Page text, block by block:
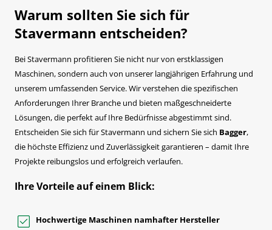
Warum sollten Sie sich für
Stavermann entscheiden?
Bei Stavermann profitieren Sie nicht nur von erstklassigen
Maschinen, sondern auch von unserer langjährigen Erfahrung und
unserem umfassenden Service. Wir verstehen die spezifischen
Anforderungen Ihrer Branche und bieten maßgeschneiderte
Lösungen, die perfekt auf Ihre Bedürfnisse abgestimmt sind.
Entscheiden Sie sich für Stavermann und sichern Sie sich Bagger,
die höchste Effizienz und Zuverlässigkeit garantieren – damit Ihre
Projekte reibungslos und erfolgreich verlaufen.
Ihre Vorteile auf einem Blick:
Hochwertige Maschinen namhafter Hersteller